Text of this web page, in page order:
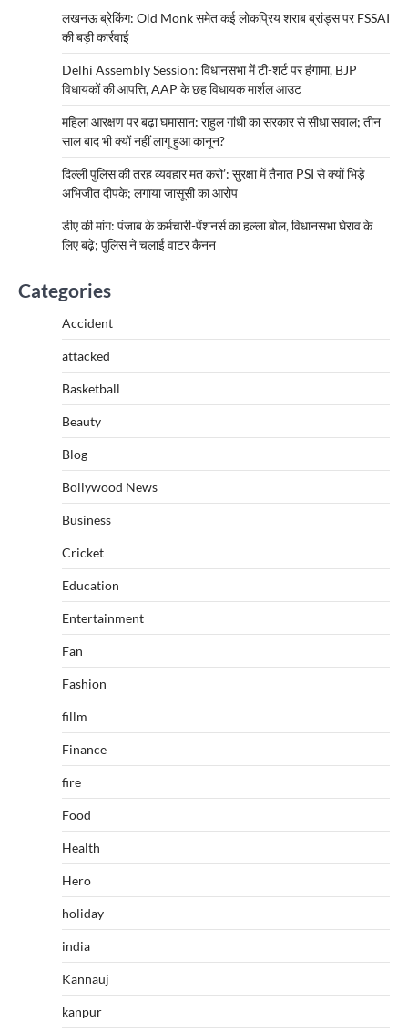
लखनऊ ब्रेकिंग: Old Monk समेत कई लोकप्रिय शराब ब्रांड्स पर FSSAI
की बड़ी कार्रवाई
Delhi Assembly Session: विधानसभा में टी-शर्ट पर हंगामा, BJP
विधायकों की आपत्ति, AAP के छह विधायक मार्शल आउट
महिला आरक्षण पर बढ़ा घमासान: राहुल गांधी का सरकार से सीधा सवाल; तीन
साल बाद भी क्यों नहीं लागू हुआ कानून?
दिल्ली पुलिस की तरह व्यवहार मत करो’: सुरक्षा में तैनात PSI से क्यों भिड़े
अभिजीत दीपके; लगाया जासूसी का आरोप
डीए की मांग: पंजाब के कर्मचारी-पेंशनर्स का हल्ला बोल, विधानसभा घेराव के
लिए बढ़े; पुलिस ने चलाई वाटर कैनन
Categories
Accident
attacked
Basketball
Beauty
Blog
Bollywood News
Business
Cricket
Education
Entertainment
Fan
Fashion
fillm
Finance
fire
Food
Health
Hero
holiday
india
Kannauj
kanpur